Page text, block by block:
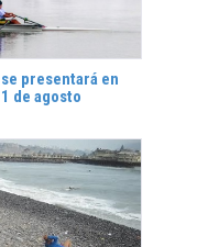
presentará en
de agosto